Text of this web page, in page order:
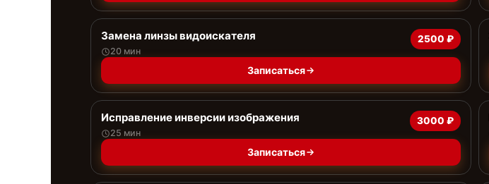
Замена линзы видоискателя
20 мин
2500 ₽
Записаться
Исправление инверсии изображения
25 мин
3000 ₽
Записаться